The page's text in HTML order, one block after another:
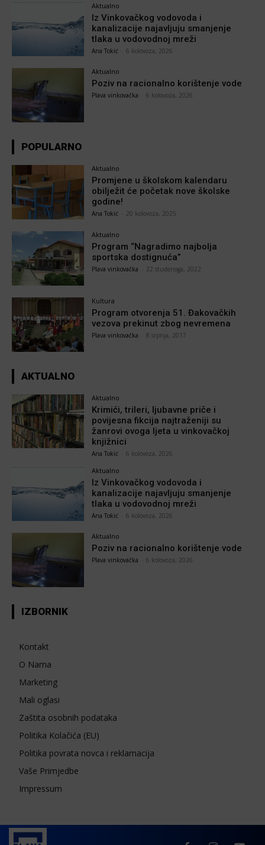
Aktualno
Iz Vinkovačkog vodovoda i
kanalizacije najavljuju smanjenje
tlaka u vodovodnoj mreži
Ana Tokić 6 kolovoza, 2026
Aktualno
Poziv na racionalno korištenje vode
Plava vinkovačka 6 kolovoza, 2026
POPULARNO
Aktualno
Promjene u školskom kalendaru
obilježit će početak nove školske
godine!
Ana Tokić 20 kolovoza, 2025
Aktualno
Program “Nagradimo najbolja
sportska dostignuća”
Plava vinkovačka 22 studenoga, 2022
Kultura
Program otvorenja 51. Đakovačkih
vezova prekinut zbog nevremena
Plava vinkovačka 8 srpnja, 2017
AKTUALNO
Aktualno
Krimići, trileri, ljubavne priče i
povijesna fikcija najtraženiji su
žanrovi ovoga ljeta u vinkovačkoj
knjižnici
Ana Tokić 6 kolovoza, 2026
Aktualno
Iz Vinkovačkog vodovoda i
kanalizacije najavljuju smanjenje
tlaka u vodovodnoj mreži
Ana Tokić 6 kolovoza, 2026
Aktualno
Poziv na racionalno korištenje vode
Plava vinkovačka 6 kolovoza, 2026
IZBORNIK
Kontakt
O Nama
Marketing
Mali oglasi
Zaštita osobnih podataka
Politika Kolačića (EU)
Politika povrata novca i reklamacija
Vaše Primjedbe
Impressum